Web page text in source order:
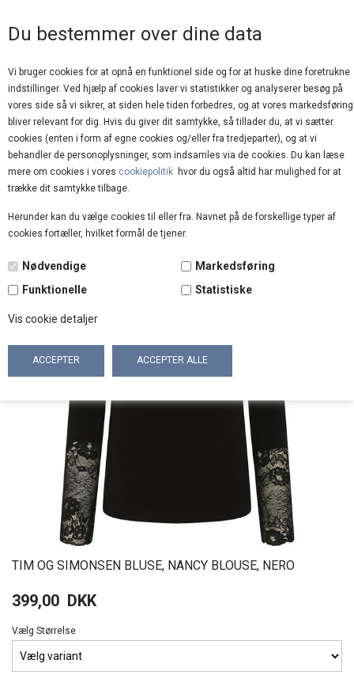
Du bestemmer over dine data
Vi bruger cookies for at opnå en funktionel side og for at huske dine foretrukne
indstillinger. Ved hjælp af cookies laver vi statistikker og analyserer besøg på
vores side så vi sikrer, at siden hele tiden forbedres, og at vores markedsføring
bliver relevant for dig. Hvis du giver dit samtykke, så tillader du, at vi sætter
cookies (enten i form af egne cookies og/eller fra tredjeparter), og at vi
behandler de personoplysninger, som indsamles via de cookies. Du kan læse
mere om cookies i vores cookiepolitik hvor du også altid har mulighed for at
trække dit samtykke tilbage.
Herunder kan du vælge cookies til eller fra. Navnet på de forskellige typer af
cookies fortæller, hvilket formål de tjener.
Nødvendige
Markedsføring
Funktionelle
Statistiske
Vis cookie detaljer
Forside» Brands»Tim og Simonsen
TIM OG SIMONSEN BLUSE, NANCY BLOUSE, NERO
399,00 DKK
Vælg Størrelse